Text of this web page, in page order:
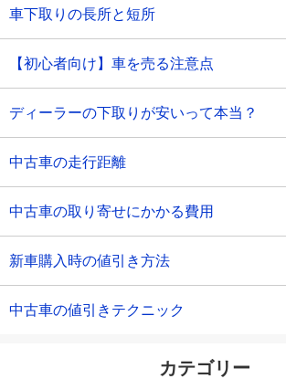
車下取りの長所と短所
【初心者向け】車を売る注意点
ディーラーの下取りが安いって本当？
中古車の走行距離
中古車の取り寄せにかかる費用
新車購入時の値引き方法
中古車の値引きテクニック
カテゴリー